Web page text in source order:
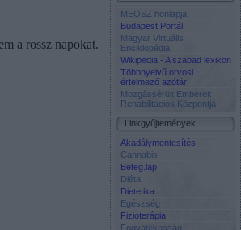
a rossz napokat.
MEOSZ honlapja
Budapest Portál
Magyar Virtuális
Enciklopédia
Wikipedia - A szabad lexikon
Többnyelvű orvosi
értelmező azótár
Mozgássérült Emberek
Rehabilitációs Központja
Linkgyűjtemények
Akadálymentesítés
Cannabis
Beteg.lap
Diéta
Dietetika
Egészség
Fizioterápia
Fogyatékosság